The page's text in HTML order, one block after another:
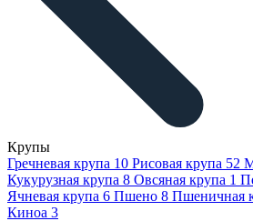
Крупы
Гречневая крупа 10 Рисовая крупа 52
Кукурузная крупа 8 Овсяная крупа 1
Ячневая крупа 6 Пшено 8 Пшеничная
Киноа 3